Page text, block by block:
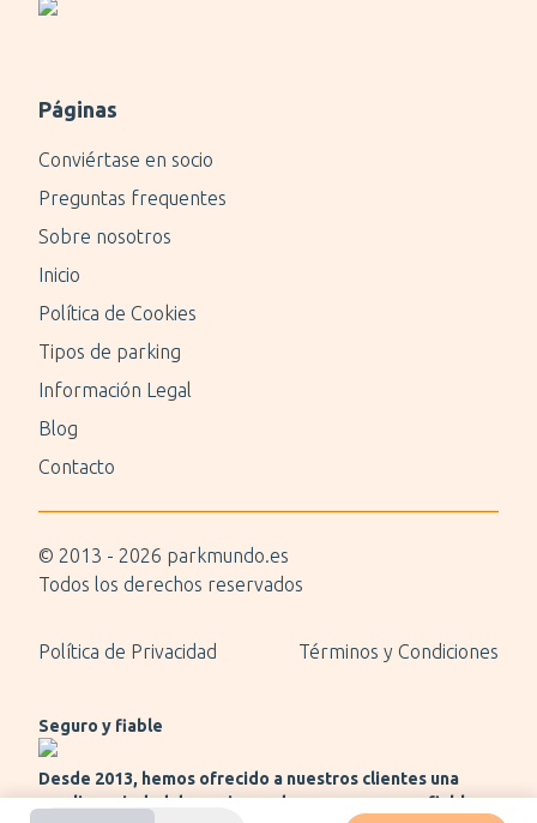
Páginas
Conviértase en socio
Preguntas frequentes
Sobre nosotros
Inicio
Política de Cookies
Tipos de parking
Información Legal
Blog
Contacto
© 2013 - 2026 parkmundo.es
Todos los derechos reservados
Política de Privacidad Términos y Condiciones
Seguro y fiable
Desde 2013, hemos ofrecido a nuestros clientes una
amplia variedad de opciones de pago seguras y fiables.